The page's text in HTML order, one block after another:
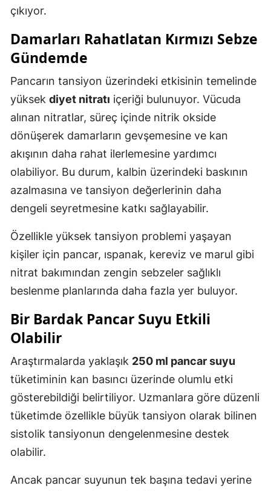
çıkıyor.
Damarları Rahatlatan Kırmızı Sebze
Gündemde
Pancarın tansiyon üzerindeki etkisinin temelinde
yüksek diyet nitratı içeriği bulunuyor. Vücuda
alınan nitratlar, süreç içinde nitrik okside
dönüşerek damarların gevşemesine ve kan
akışının daha rahat ilerlemesine yardımcı
olabiliyor. Bu durum, kalbin üzerindeki baskının
azalmasına ve tansiyon değerlerinin daha
dengeli seyretmesine katkı sağlayabilir.
Özellikle yüksek tansiyon problemi yaşayan
kişiler için pancar, ıspanak, kereviz ve marul gibi
nitrat bakımından zengin sebzeler sağlıklı
beslenme planlarında daha fazla yer buluyor.
Bir Bardak Pancar Suyu Etkili
Olabilir
Araştırmalarda yaklaşık 250 ml pancar suyu
tüketiminin kan basıncı üzerinde olumlu etki
gösterebildiği belirtiliyor. Uzmanlara göre düzenli
tüketimde özellikle büyük tansiyon olarak bilinen
sistolik tansiyonun dengelenmesine destek
olabilir.
Ancak pancar suyunun tek başına tedavi yerine